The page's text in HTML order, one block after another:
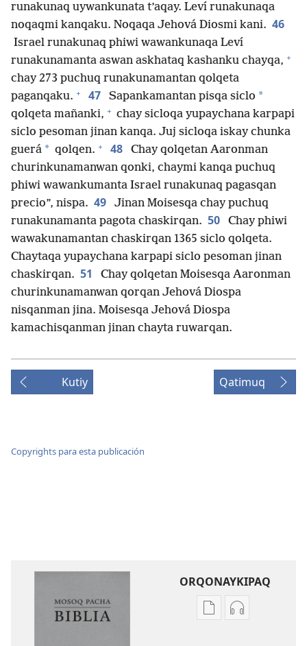
runakunaq uywankunata t’aqay. Leví runakunaqa
noqaqmi kanqaku. Noqaqa Jehová Diosmi kani. 46
Israel runakunaq phiwi wawankunaqa Leví
runakunamanta aswan askhataq kashanku chayqa, +
chay 273 puchuq runakunamantan qolqeta
paganqaku. + 47 Sapankamantan pisqa siclo *
qolqeta mañanki, + chay sicloqa yupaychana karpapi
siclo pesoman jinan kanqa. Juj sicloqa iskay chunka
guerá * qolqen. + 48
Chay qolqetan Aaronman
churinkunamanwan qonki, chaymi kanqa puchuq
phiwi wawankumanta Israel runakunaq pagasqan
precio”, nispa. 49
Jinan Moisesqa chay puchuq
runakunamanta pagota chaskirqan. 50
Chay phiwi
wawakunamantan chaskirqan 1365 siclo qolqeta.
Chaytaqa yupaychana karpapi siclo pesoman jinan
chaskirqan. 51
Chay qolqetan Moisesqa Aaronman
churinkunamanwan qorqan Jehová Diospa
nisqanman jina. Moisesqa Jehová Diospa
kamachisqanman jinan chayta ruwarqan.
Kutiy Qatimuq
Copyrights para esta publicación
ORQONAYKIPAQ
Kaypi Kaypin